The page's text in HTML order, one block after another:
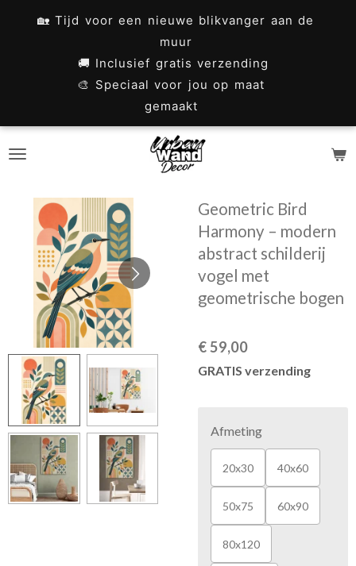
🏡 Tijd voor een nieuwe blikvanger aan de
muur
🚚 Inclusief gratis verzending
🎨 Speciaal voor jou op maat
gemaakt
Geometric Bird
Harmony – modern
abstract schilderij
vogel met
geometrische bogen
€ 59,00
GRATIS verzending
Afmeting
20x30 40x60
50x75 60x90
80x120